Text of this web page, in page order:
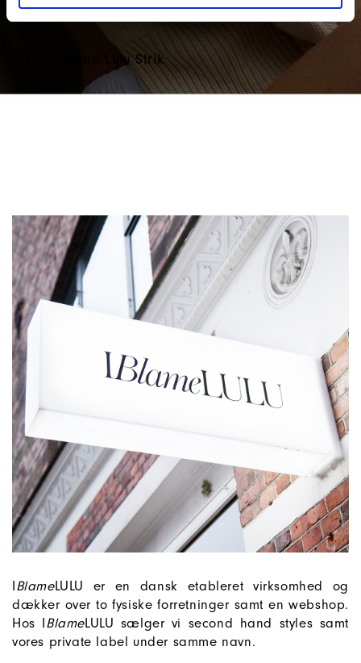
1/1 I Blame Lulu Strik
IBlameLULU er en dansk etableret virksomhed og
dækker over to fysiske forretninger samt en webshop.
Hos IBlameLULU sælger vi second hand styles samt
vores private label under samme navn.